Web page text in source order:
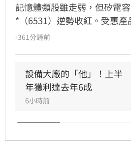
記憶體類股雖走弱，但矽電
*（6531）逆勢收紅。受惠產
第2季每股純益達4.18元。展
產品線成長動能明確，法人
發期，2027年獲利更有望挑
長線基本面，多家法人紛紛
看1430元。惟投資人仍需留
率波動等潛在風險。投資一
審慎評估。
-361分鐘前
設備大廠的「他」！上半
年獲利達去年6成
6小時前